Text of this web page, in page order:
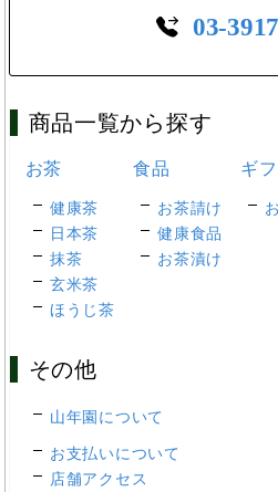
03-
商品一覧から探す
お茶
健康茶
日本茶
抹茶
玄米茶
ほうじ茶
食品
お茶請け
健康食品
お茶漬け
ギフ
その他
山年園について
お支払いについて
店舗アクセス